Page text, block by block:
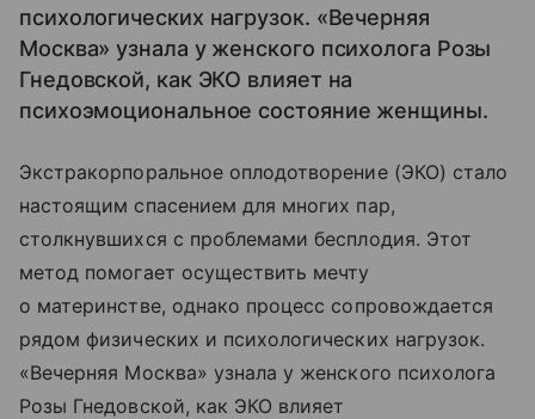
психологических нагрузок. «Вечерняя
Москва» узнала у женского психолога Розы
Гнедовской, как ЭКО влияет на
психоэмоциональное состояние женщины.
Экстракорпоральное оплодотворение (ЭКО) стало
настоящим спасением для многих пар,
столкнувшихся с проблемами бесплодия. Этот
метод помогает осуществить мечту
о материнстве, однако процесс сопровождается
рядом физических и психологических нагрузок.
«Вечерняя Москва» узнала у женского психолога
Розы Гнедовской, как ЭКО влияет